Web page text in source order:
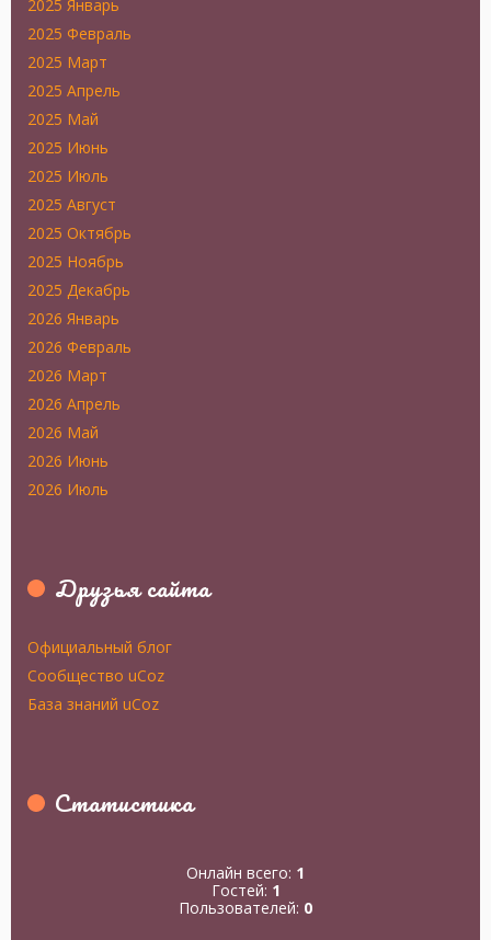
2025 Январь
2025 Февраль
2025 Март
2025 Апрель
2025 Май
2025 Июнь
2025 Июль
2025 Август
2025 Октябрь
2025 Ноябрь
2025 Декабрь
2026 Январь
2026 Февраль
2026 Март
2026 Апрель
2026 Май
2026 Июнь
2026 Июль
Друзья сайта
Официальный блог
Сообщество uCoz
База знаний uCoz
Статистика
Онлайн всего: 1
Гостей: 1
Пользователей: 0